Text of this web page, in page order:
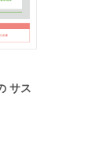
サス